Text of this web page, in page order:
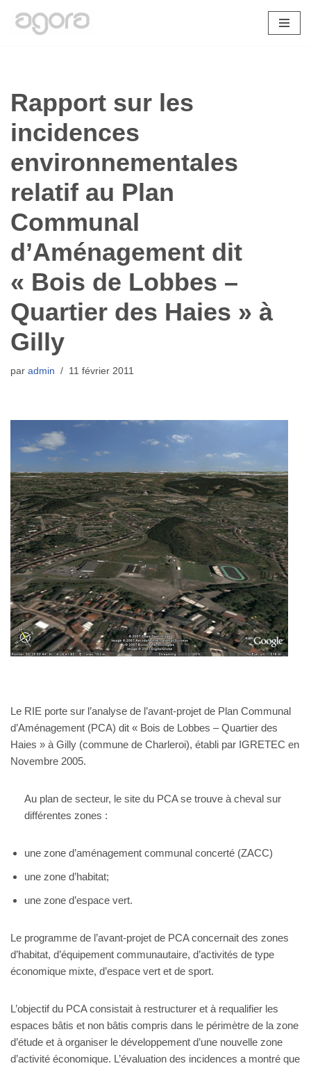
Rapport sur les
incidences
environnementales
relatif au Plan
Communal
d’Aménagement dit
« Bois de Lobbes –
Quartier des Haies » à
Gilly
par admin 11 février 2011
Le RIE porte sur l’analyse de l’avant-projet de Plan Communal
d’Aménagement (PCA) dit « Bois de Lobbes – Quartier des
Haies » à Gilly (commune de Charleroi), établi par IGRETEC en
Novembre 2005.
Au plan de secteur, le site du PCA se trouve à cheval sur
différentes zones :
une zone d’aménagement communal concerté (ZACC)
une zone d’habitat;
une zone d’espace vert.
Le programme de l’avant-projet de PCA concernait des zones
d’habitat, d’équipement communautaire, d’activités de type
économique mixte, d’espace vert et de sport.
L’objectif du PCA consistait à restructurer et à requalifier les
espaces bâtis et non bâtis compris dans le périmètre de la zone
d’étude et à organiser le développement d’une nouvelle zone
d’activité économique. L’évaluation des incidences a montré que